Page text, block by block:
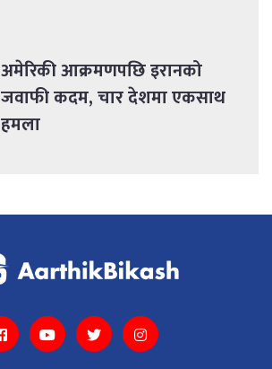
अमेरिकी आक्रमणपछि इरानको
जवाफी कदम, चार देशमा एकसाथ
हमला